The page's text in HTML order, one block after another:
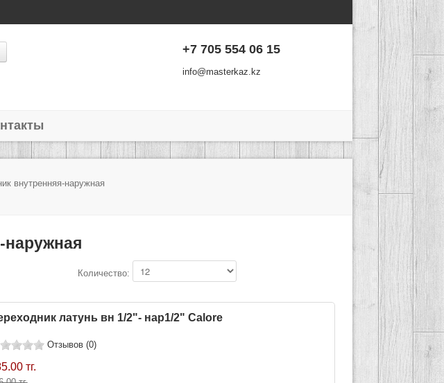
+7 705 554 06 15
info@masterkaz.kz
внутренняя-наружная
наружная
Количество:
латунь вн 1/2"- нар1/2" Calore
Отзывов (0)
тг.